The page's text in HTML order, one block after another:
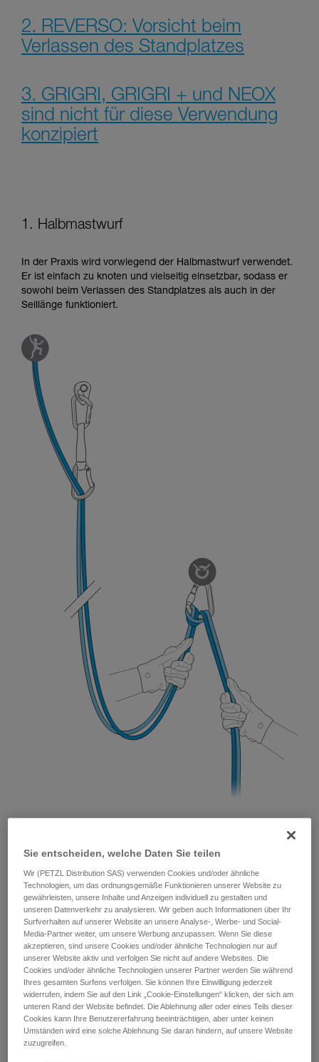
2. REVERSO: Vorsicht beim
Verlassen des Standplatzes
3. GRIGRI, GRIGRI + und NEOX
sind nicht für diese Verwendung
konzipiert
1. Halbmastwurf
In der Praxis wird vorwiegend der Halbmastwurf verwendet.
Er ist einfach zu knoten und vielseitig einsetzbar, sodass er
sowohl beim Verlassen des Standplatzes als auch in der
Seillänge funktioniert.
Sie entscheiden, welche Daten Sie teilen
Wir (PETZL Distribution SAS) verwenden Cookies und/oder ähnliche
Technologien, um das ordnungsgemäße Funktionieren unserer Website zu
gewährleisten, unsere Inhalte und Anzeigen individuell zu gestalten und
unseren Datenverkehr zu analysieren. Wir geben auch Informationen über Ihr
Surfverhalten auf unserer Website an unsere Analyse-, Werbe- und Social-
Media-Partner weiter, um unsere Werbung anzupassen. Wenn Sie diese
akzeptieren, sind unsere Cookies und/oder ähnliche Technologien nur auf
unserer Website aktiv und verfolgen Sie nicht auf andere Websites. Die
Cookies und/oder ähnliche Technologien unserer Partner werden Sie während
Ihres gesamten Surfens verfolgen. Sie können Ihre Einwilligung jederzeit
widerrufen, indem Sie auf den Link „Cookie-Einstellungen“ klicken, der sich am
unteren Rand der Website befindet. Die Ablehnung aller oder eines Teils dieser
Cookies kann Ihre Benutzererfahrung beeinträchtigen, aber unter keinen
Umständen wird eine solche Ablehnung Sie daran hindern, auf unsere Website
zuzugreifen.